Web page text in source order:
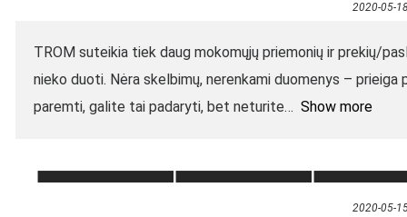
2020-05-
TROM suteikia tiek daug mokomųjų priemonių ir prekių/
nieko duoti. Nėra skelbimų, nerenkami duomenys –
paremti, galite tai padaryti, bet neturite
Show more
2020-05-